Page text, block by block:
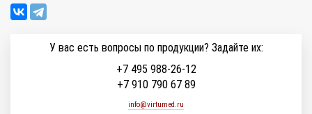
У вас есть вопросы по продукции? Задайте их:
+7 495 988-26-12
+7 910 790 67 89
info@virtumed.ru